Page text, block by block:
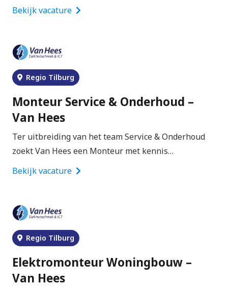
Bekijk vacature
Regio Tilburg
Monteur Service & Onderhoud –
Van Hees
Ter uitbreiding van het team Service & Onderhoud
zoekt Van Hees een Monteur met kennis…
Bekijk vacature
Regio Tilburg
Elektromonteur Woningbouw –
Van Hees